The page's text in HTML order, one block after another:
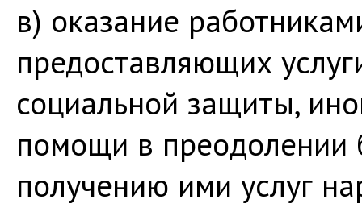
в) оказание
предоставляющих
социальной защиты,
помощи в
получению ими услуг